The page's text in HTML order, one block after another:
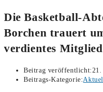
Die Basketball-
Borchen trauert
verdientes Mitglied
Beitrag veröffentlicht:
Beitrags-Kategorie: